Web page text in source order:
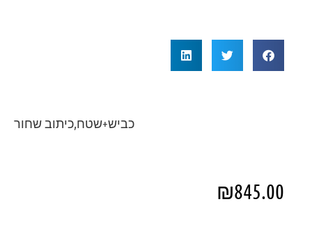
כביש+שטח,כיתוב שחור
₪845.00